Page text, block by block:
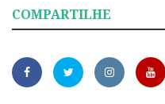
COMPARTILHE